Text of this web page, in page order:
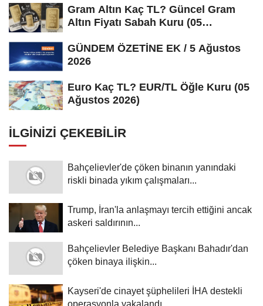
Gram Altın Kaç TL? Güncel Gram
Altın Fiyatı Sabah Kuru (05
GÜNDEM ÖZETİNE EK / 5 Ağustos
2026
Euro Kaç TL? EUR/TL Öğle Kuru (05
Ağustos 2026)
İLGINIZI ÇEKEBILIR
Bahçelievler'de çöken binanın yanındaki
riskli binada yıkım çalışmaları...
Trump, İran'la anlaşmayı tercih ettiğini ancak
askeri saldırının...
Bahçelievler Belediye Başkanı Bahadır'dan
çöken binaya ilişkin...
Kayseri'de cinayet şüphelileri İHA destekli
operasyonla yakalandı